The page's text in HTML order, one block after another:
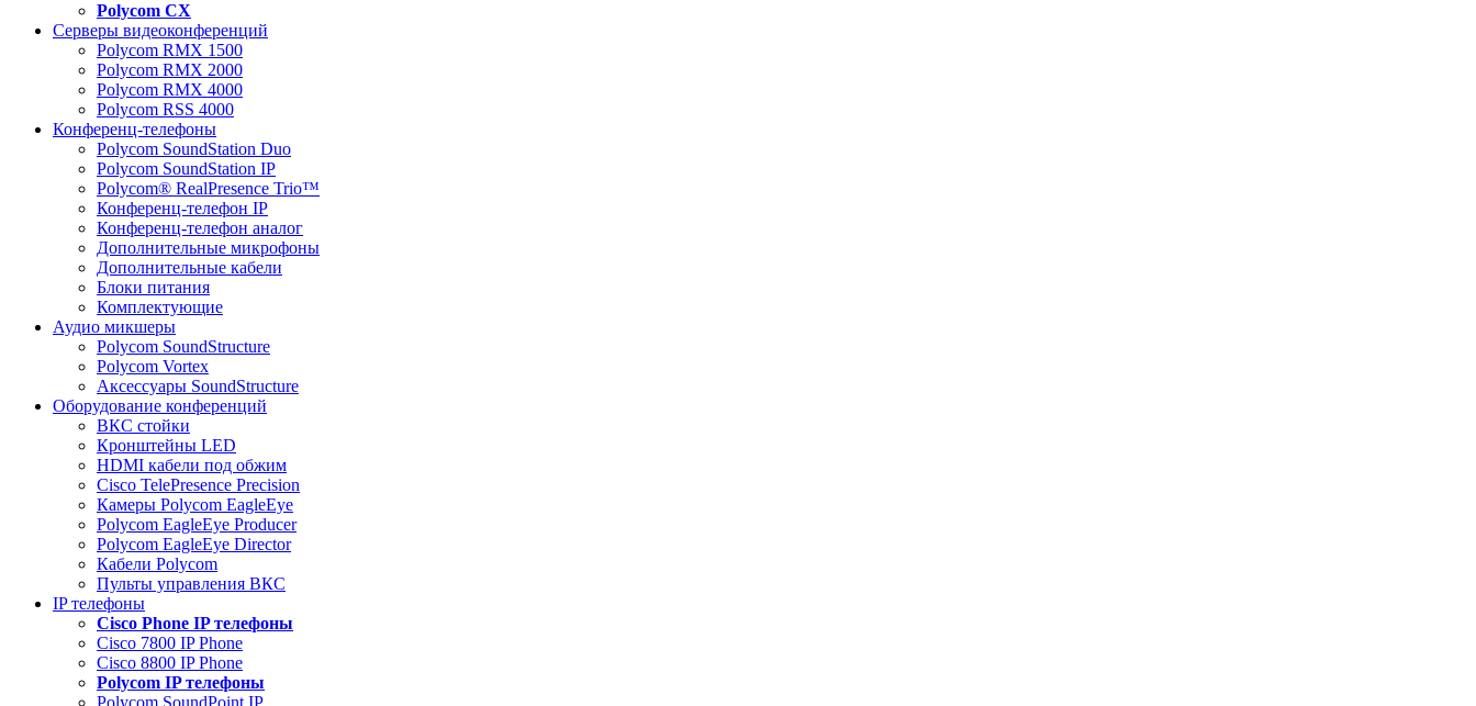
Polycom CX
Серверы видеоконференций
Polycom RMX 1500
Polycom RMX 2000
Polycom RMX 4000
Polycom RSS 4000
Конференц-телефоны
Polycom SoundStation Duo
Polycom SoundStation IP
Polycom® RealPresence Trio™
Конференц-телефон IP
Конференц-телефон аналог
Дополнительные микрофоны
Дополнительные кабели
Блоки питания
Комплектующие
Аудио микшеры
Polycom SoundStructure
Polycom Vortex
Аксессуары SoundStructure
Оборудование конференций
ВКС стойки
Кронштейны LED
HDMI кабели под обжим
Cisco TelePresence Precision
Камеры Polycom EagleEye
Polycom EagleEye Producer
Polycom EagleEye Director
Кабели Polycom
Пульты управления ВКС
IP телефоны
Сisco Phone IP телефоны
Cisco 7800 IP Phone
Cisco 8800 IP Phone
Polycom IP телефоны
Polycom SoundPoint IP